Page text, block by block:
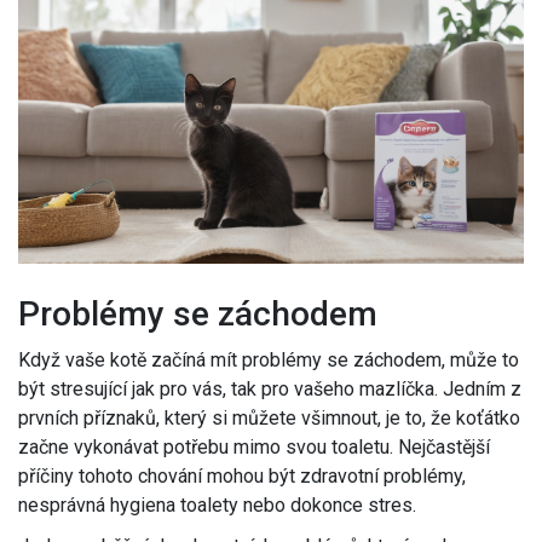
Problémy se záchodem
Když vaše kotě začíná mít problémy se záchodem, může to
být stresující jak pro vás, tak pro vašeho mazlíčka. Jedním z
prvních příznaků, který si můžete všimnout, je to, že koťátko
začne vykonávat potřebu mimo svou toaletu. Nejčastější
příčiny tohoto chování mohou být zdravotní problémy,
nesprávná hygiena toalety nebo dokonce stres.